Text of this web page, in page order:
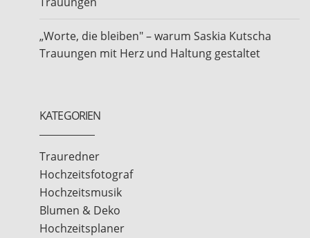
„Worte, die bleiben" – warum Saskia Kutscha
Trauungen mit Herz und Haltung gestaltet
KATEGORIEN
Trauredner
Hochzeitsfotograf
Hochzeitsmusik
Blumen & Deko
Hochzeitsplaner